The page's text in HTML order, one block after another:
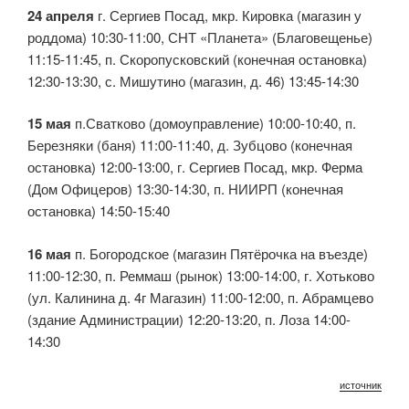
24 апреля г. Сергиев Посад, мкр. Кировка (магазин у
роддома) 10:30-11:00, СНТ «Планета» (Благовещенье)
11:15-11:45, п. Скоропусковский (конечная остановка)
12:30-13:30, с. Мишутино (магазин, д. 46) 13:45-14:30
15 мая п.Сватково (домоуправление) 10:00-10:40, п.
Березняки (баня) 11:00-11:40, д. Зубцово (конечная
остановка) 12:00-13:00, г. Сергиев Посад, мкр. Ферма
(Дом Офицеров) 13:30-14:30, п. НИИРП (конечная
остановка) 14:50-15:40
16 мая п. Богородское (магазин Пятёрочка на въезде)
11:00-12:30, п. Реммаш (рынок) 13:00-14:00, г. Хотьково
(ул. Калинина д. 4г Магазин) 11:00-12:00, п. Абрамцево
(здание Администрации) 12:20-13:20, п. Лоза 14:00-
14:30
источник